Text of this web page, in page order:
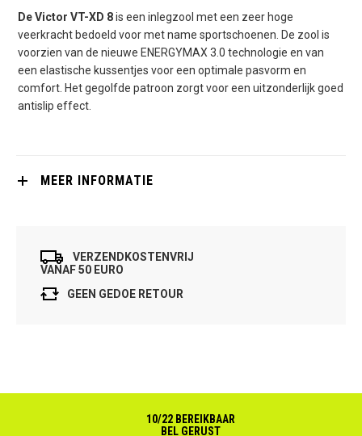
De Victor VT-XD 8is een inlegzool met een zeer hoge
veerkracht bedoeld voor met name sportschoenen. De zool is
voorzien van de nieuwe ENERGYMAX 3.0 technologie en van
een elastische kussentjes voor een optimale pasvorm en
comfort. Het gegolfde patroon zorgt voor een uitzonderlijk goed
antislip effect.
MEER INFORMATIE
VERZENDKOSTENVRIJ
VANAF 50 EURO
GEEN GEDOE RETOUR
10/22 BEREIKBAAR
BEL GERUST